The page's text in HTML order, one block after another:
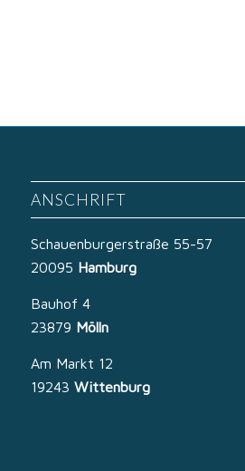
ANSCHRIFT
Schauenburgerstraße 55-57
20095 Hamburg
Bauhof 4
23879 Mölln
Am Markt 12
19243 Wittenburg